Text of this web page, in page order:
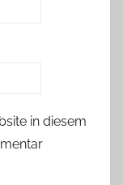
in diesem